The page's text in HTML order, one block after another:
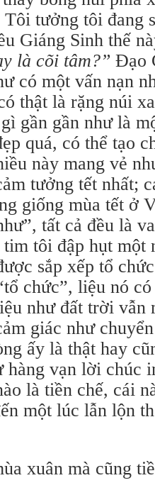
tưởng tôi đang
Giáng Sinh thế
là cõi tâm?” Ðạo
có một vấn nạn
thật là rặng núi
gần gần như là
quá, có thể tạo
này mang vẻ
tưởng tết nhất;
giống mùa tết ở
tất cả đều là
tôi đập hụt một
sắp xếp tổ
chức”, liệu nó
như đất trời vẫn
giác như
ấy là thật hay
hàng vạn lời chúc
là tiền chế, cái
một lúc lẫn lộn
xuân mà cũng